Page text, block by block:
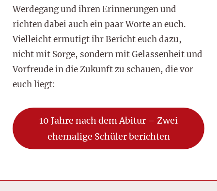
Werdegang und ihren Erinnerungen und
richten dabei auch ein paar Worte an euch.
Vielleicht ermutigt ihr Bericht euch dazu,
nicht mit Sorge, sondern mit Gelassenheit und
Vorfreude in die Zukunft zu schauen, die vor
euch liegt:
10 Jahre nach dem Abitur – Zwei
ehemalige Schüler berichten